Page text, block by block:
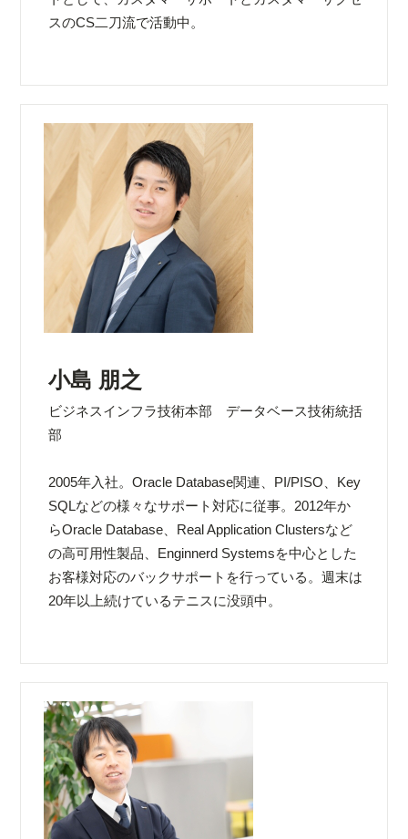
スのCS二刀流で活動中。
小島 朋之
ビジネスインフラ技術本部 データベース技術統括
部
2005年入社。Oracle Database関連、PI/PISO、Key
SQLなどの様々なサポート対応に従事。2012年か
らOracle Database、Real Application Clustersなど
の高可用性製品、Enginnerd Systemsを中心とした
お客様対応のバックサポートを行っている。週末は
20年以上続けているテニスに没頭中。